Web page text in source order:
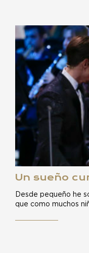
Un sueño
Desde pequeño he
que como muchos